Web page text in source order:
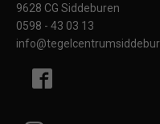
9628 CG Siddeburen
0598 - 43 03 13